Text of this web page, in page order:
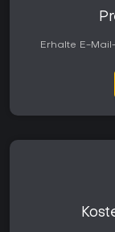
Erhalte E-